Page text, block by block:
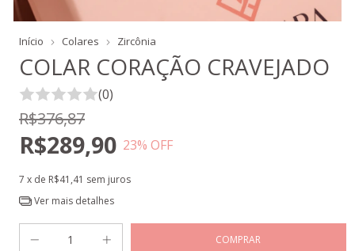
Início Colares Zircônia
COLAR CORAÇÃO CRAVEJADO
(0)
R$376,87
R$289,90 23% OFF
7 x de R$41,41 sem juros
Ver mais detalhes